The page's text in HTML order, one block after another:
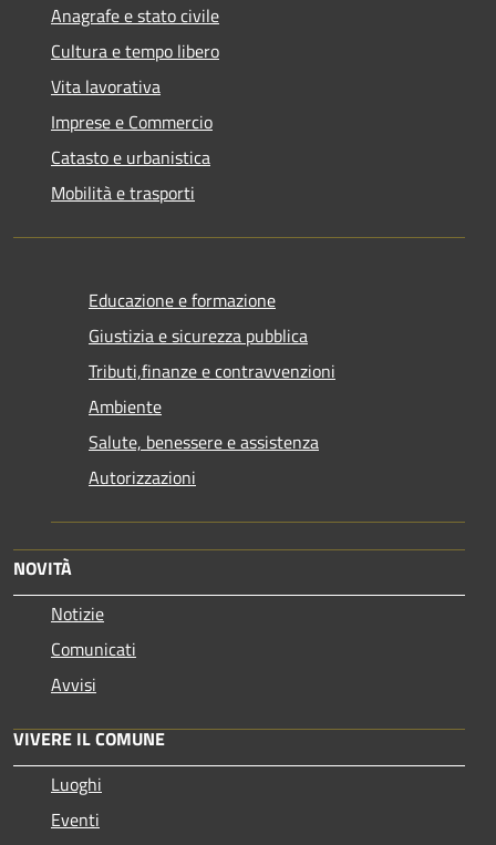
Anagrafe e stato civile
Cultura e tempo libero
Vita lavorativa
Imprese e Commercio
Catasto e urbanistica
Mobilità e trasporti
Educazione e formazione
Giustizia e sicurezza pubblica
Tributi,finanze e contravvenzioni
Ambiente
Salute, benessere e assistenza
Autorizzazioni
NOVITÀ
Notizie
Comunicati
Avvisi
VIVERE IL COMUNE
Luoghi
Eventi